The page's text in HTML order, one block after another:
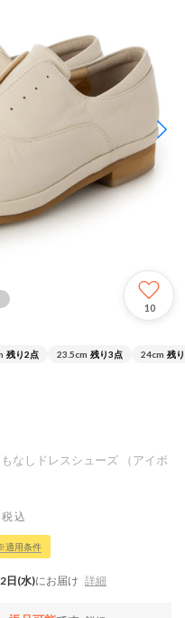
10
残り2点 23.5cm 残り3点 24cm 残
なしドレスシューズ （アイボ
税込
適用条件
日(水)にお届け 詳細